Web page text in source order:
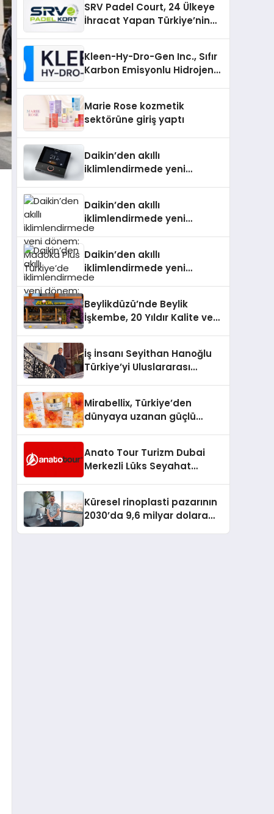
SRV Padel Court, 24 Ülkeye
İhracat Yapan Türkiye’nin
Kleen-Hy-Dro-Gen Inc., Sıfır
Karbon Emisyonlu Hidrojen
Aldı
Marie Rose kozmetik
sektörüne giriş yaptı
Daikin’den akıllı
iklimlendirmede yeni
Daikin’den akıllı
iklimlendirmede yeni
dönem: Madoka Plus
Daikin’den akıllı
iklimlendirmede yeni
dönem: Madoka Plus
Beylikdüzü’nde Beylik
İşkembe, 20 Yıldır Kalite ve
İş İnsanı Seyithan Hanoğlu
Türkiye’yi Uluslararası
Mirabellix, Türkiye’den
dünyaya uzanan güçlü
Anato Tour Turizm Dubai
Merkezli Lüks Seyahat
Küresel rinoplasti pazarının
2030’da 9,6 milyar dolara